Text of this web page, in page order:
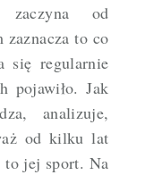
zaczyna od
zaznacza to co
się regularnie
pojawiło. Jak
analizuje,
od kilku lat
to jej sport. Na